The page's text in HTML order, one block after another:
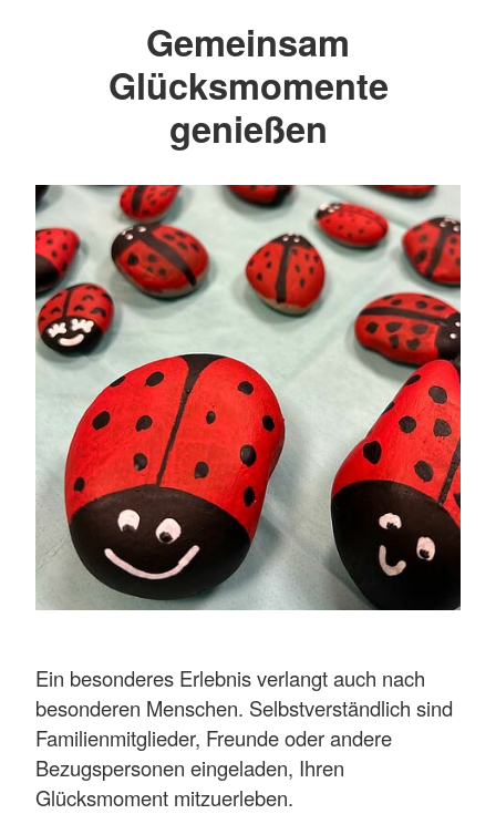
Gemeinsam
Glücksmomente
genießen
Ein besonderes Erlebnis verlangt auch nach
besonderen Menschen. Selbstverständlich sind
Familienmitglieder, Freunde oder andere
Bezugspersonen eingeladen, Ihren
Glücksmoment mitzuerleben.